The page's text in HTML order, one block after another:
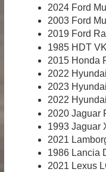
2024 Ford
2003 Ford
2019 Ford
1985 HDT
2015 Honda
2022
2023
2022
2020 Jaguar
1993 Jaguar
2021
1986 Lancia
2021 Lexus